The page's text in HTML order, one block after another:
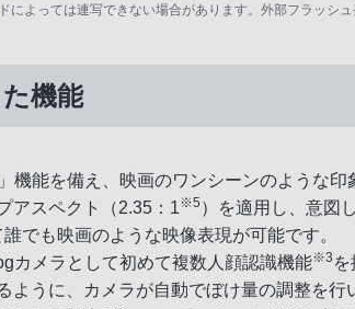
によっては連写できない場合があります。外部フラッシ
機能
機能を備え、映画のワンシーンのような
アスペクト（2.35：1※5 ）を適用し、意図
でも映画のような映像表現が可能です。
カメラとして初めて複数人顔認識機能※3
ように、カメラが自動でぼけ量の調整を